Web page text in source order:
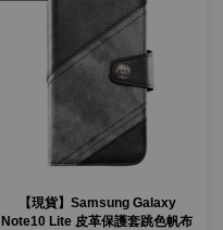
【現貨】Samsung Galaxy
Note10 Lite 皮革保護套跳色帆布